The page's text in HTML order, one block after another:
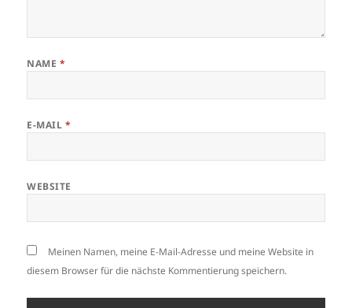
NAME *
E-MAIL *
WEBSITE
Meinen Namen, meine E-Mail-Adresse und meine Website in
diesem Browser für die nächste Kommentierung speichern.